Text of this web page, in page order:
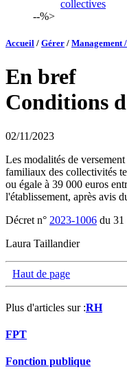
collectives
--%>
Accueil / Gérer / Management
En bref
Conditions
02/11/2023
Les modalités de
familiaux des collectivités
ou égale à 39 000 euros
l'établissement, après avis
Décret n° 2023-1006 du 31
Laura Taillandier
Haut de page
Plus d'articles sur :RH
FPT
Fonction publique